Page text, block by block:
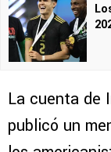
La cuenta de
publicó un